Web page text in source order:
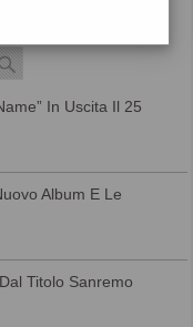
In Uscita Il 25
Album E Le
Titolo Sanremo